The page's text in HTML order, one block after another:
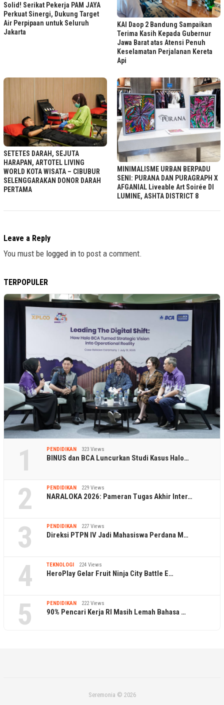
Solid! Serikat Pekerja PAM JAYA
Perkuat Sinergi, Dukung Target
Air Perpipaan untuk Seluruh
Jakarta
KAI Daop 2 Bandung Sampaikan
Terima Kasih Kepada Gubernur
Jawa Barat atas Atensi Penuh
Keselamatan Perjalanan Kereta
Api
SETETES DARAH, SEJUTA
HARAPAN, ARTOTEL LIVING
WORLD KOTA WISATA – CIBUBUR
SELENGGARAKAN DONOR DARAH
PERTAMA
MINIMALISME URBAN BERPADU
SENI: PURANA DAN PURAGRAPH X
AFGANIAL Liveable Art Soirée DI
LUMINE, ASHTA DISTRICT 8
Leave a Reply
You must be logged in to post a comment.
TERPOPULER
1 PENDIDIKAN 323 Views
BINUS dan BCA Luncurkan Studi Kasus Halo…
2 PENDIDIKAN 229 Views
NARALOKA 2026: Pameran Tugas Akhir Inter…
3 PENDIDIKAN 227 Views
Direksi PTPN IV Jadi Mahasiswa Perdana M…
4 TEKNOLOGI 224 Views
HeroPlay Gelar Fruit Ninja City Battle E…
5 PENDIDIKAN 222 Views
90% Pencari Kerja RI Masih Lemah Bahasa …
Seremonia © 2026